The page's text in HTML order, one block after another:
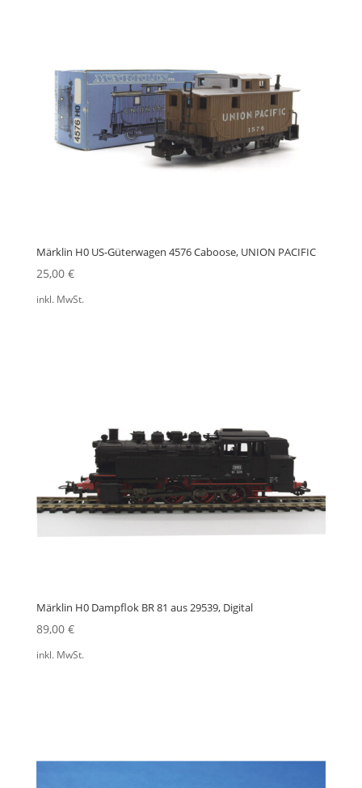
Märklin H0 US-Güterwagen 4576 Caboose, UNION PACIFIC
25,00 €
inkl. MwSt.
Märklin H0 Dampflok BR 81 aus 29539, Digital
89,00 €
inkl. MwSt.